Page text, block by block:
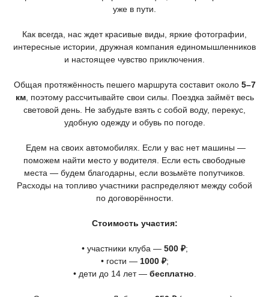
уже в пути.
Как всегда, нас ждет красивые виды, яркие фотографии,
интересные истории, дружная компания единомышленников
и настоящее чувство приключения.
Общая протяжённость пешего маршрута составит около 5–7
км, поэтому рассчитывайте свои силы. Поездка займёт весь
световой день. Не забудьте взять с собой воду, перекус,
удобную одежду и обувь по погоде.
Едем на своих автомобилях. Если у вас нет машины —
поможем найти место у водителя. Если есть свободные
места — будем благодарны, если возьмёте попутчиков.
Расходы на топливо участники распределяют между собой
по договорённости.
Стоимость участия:
• участники клуба — 500 ₽;
• гости — 1000 ₽;
• дети до 14 лет — бесплатно